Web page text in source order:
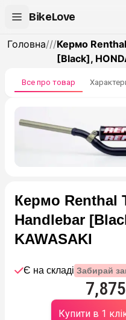
BikeLove
Головна///Кермо
[Black],
Все про товар
Кермо Renthal
Handlebar
KAWASAKI
Є на складі Забирай
Купити в 1